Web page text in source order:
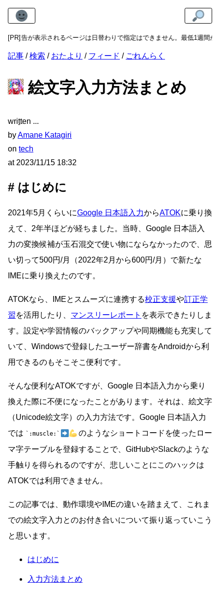
[PR]
るページは日替わりで指定はできません。最低1週間からお申し込みいた
記事 検索 おたより フィード ごれんらく
絵文字入力方法まとめ
written
byAmane Katagiri
on tech
at 2023/11/15 18:32
はじめに
2021年5月くらいにGoogle 日本語入力からATOKに乗り換
えて、2年半ほどが経ちました。当時、Google 日本語入
力の変換候補が玉石混交で使い物にならなかったので、思
い切って500円/月（2022年2月から600円/月）で新たな
IMEに乗り換えたのです。
ATOKなら、IMEとスムーズに連携する校正支援や訂正学
習を活用したり、 マンスリーレポート を表示できたりしま
す。設定や学習情報のバックアップや同期機能も充実して
いて、Windowsで登録したユーザー辞書をAndroidから利
用できるのもそこそこ便利です。
そんな便利なATOKですが、Google 日本語入力から乗り
換えた際に不便になったことがあります。それは、絵文字
（Unicode絵文字）の入力方法です。Google 日本語入力
では
:muscle:
のようなショートコードを使ったロー
マ字テーブルを登録することで、GitHubやSlackのような
手触りを得られるのですが、悲しいことにこのハックは
ATOKでは利用できません。
この記事では、動作環境やIMEの違いを踏まえて、これま
での絵文字入力とのお付き合いについて振り返っていこう
と思います。
はじめに
入力方法まとめ